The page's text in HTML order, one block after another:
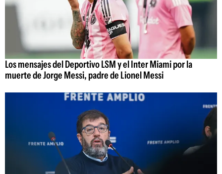
Los mensajes del Deportivo LSM y el Inter Miami por la
muerte de Jorge Messi, padre de Lionel Messi